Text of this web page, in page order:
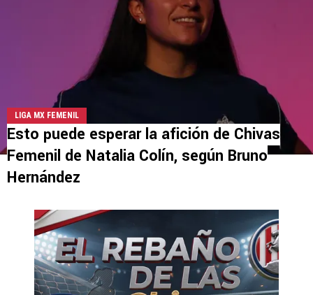
LIGA MX FEMENIL
Esto puede esperar la afición de Chivas
Femenil de Natalia Colín, según Bruno
Hernández